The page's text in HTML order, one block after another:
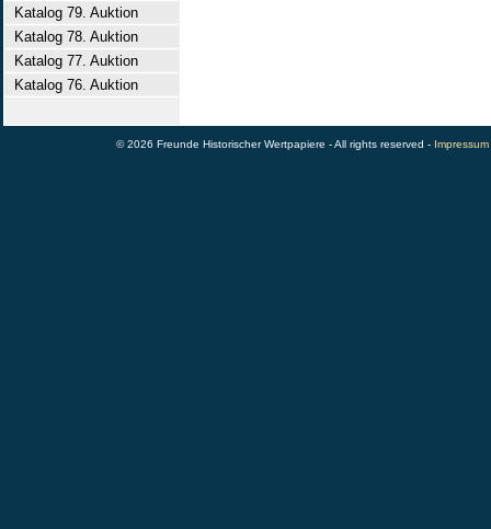
Katalog 79. Auktion
Katalog 78. Auktion
Katalog 77. Auktion
Katalog 76. Auktion
© 2026 Freunde Historischer Wertpapiere - All rights reserved - Impressum